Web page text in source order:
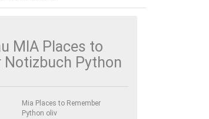
vergessen?
MIA Places to
Notizbuch Python
Mia Places to Remember
Python oliv